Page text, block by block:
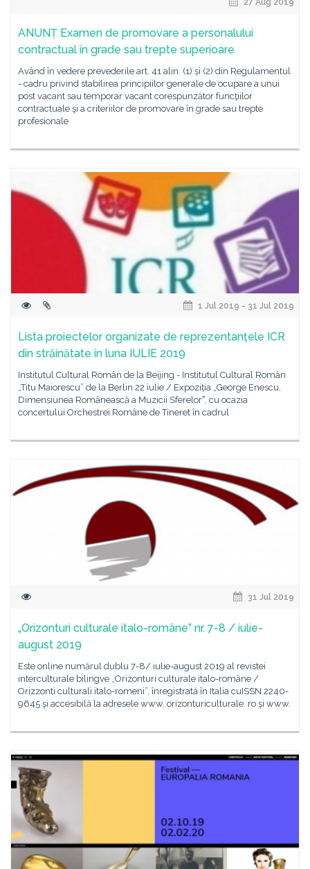
27 Aug 2019
ANUNȚ Examen de promovare a personalului
contractual în grade sau trepte superioare
Având în vedere prevederile art. 41 alin. (1) și (2) din Regulamentul
- cadru privind stabilirea principiilor generale de ocupare a unui
post vacant sau temporar vacant corespunzător funcţiilor
contractuale şi a criteriilor de promovare în grade sau trepte
profesionale
1 Jul 2019 - 31 Jul 2019
Lista proiectelor organizate de reprezentanțele ICR
din străinătate în luna IULIE 2019
Institutul Cultural Român de la Beijing - Institutul Cultural Român
„Titu Maiorescu” de la Berlin 22 iulie / Expoziția „George Enescu,
Dimensiunea Românească a Muzicii Sferelorˮ, cu ocazia
concertului Orchestrei Române de Tineret în cadrul
31 Jul 2019
„Orizonturi culturale italo-române” nr. 7-8 / iulie-
august 2019
Este online numărul dublu 7-8/ iulie-august 2019 al revistei
interculturale bilingve „Orizonturi culturale italo-române /
Orizzonti culturali italo-romeni”, înregistrată în Italia cuISSN 2240-
9645 şi accesibilă la adresele www. orizonturiculturale. ro şi www.